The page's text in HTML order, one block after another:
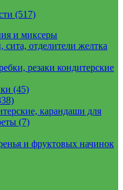
(517)
и миксеры
сита, отделители желтка
резаки кондитерские
(45)
карандаши для
(7)
и фруктовых начинок